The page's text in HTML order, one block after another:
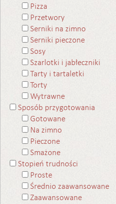
Pizza
Przetwory
Serniki na zimno
Serniki pieczone
Sosy
Szarlotki i jabłeczniki
Tarty i tartaletki
Torty
Wytrawne
Sposób przygotowania
Gotowane
Na zimno
Pieczone
Smażone
Stopień trudności
Proste
Średnio zaawansowane
Zaawansowane